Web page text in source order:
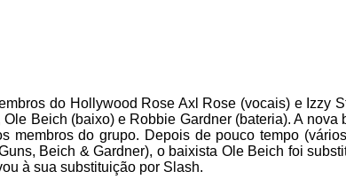
do Hollywood Rose Axl Rose (vocais) e Izzy
Beich (baixo) e Robbie Gardner (bateria). A nova
membros do grupo. Depois de pouco tempo
Beich & Gardner), o baixista Ole Beich foi
à sua substituição por Slash.